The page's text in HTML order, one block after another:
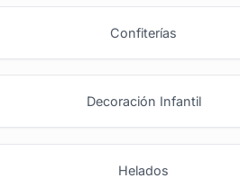
Confiterías
Decoración Infantil
Helados